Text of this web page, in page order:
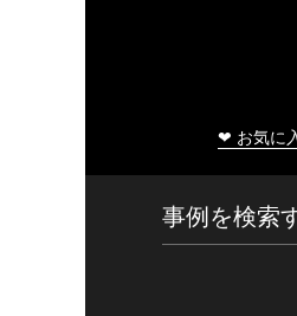
❤ お気に
事例を検索